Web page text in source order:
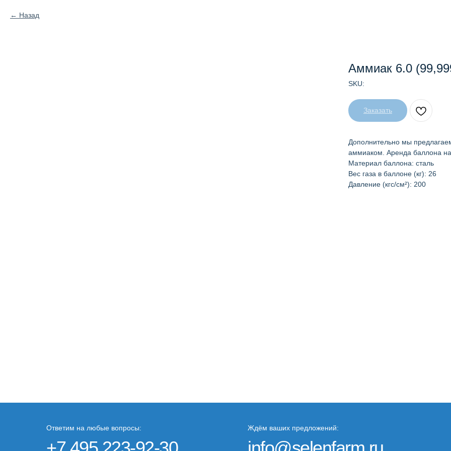
Назад
Аммиак 6.0
SKU:
Заказать
Дополнительно мы
аммиаком. Аренда баллона
Материал баллона: сталь
Вес газа в баллоне (кг): 26
Давление (кгс/см²): 200
Ответим на любые вопросы: Ждём ваших предложений: